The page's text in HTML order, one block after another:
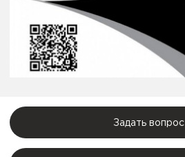
Задать вопрос